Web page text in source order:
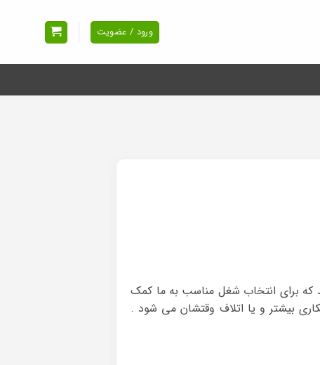
ورود / عضویت
که برای انتخاب شغل مناسب به ما کمک
بیشتر و یا اتلاف وقتشان می شود .